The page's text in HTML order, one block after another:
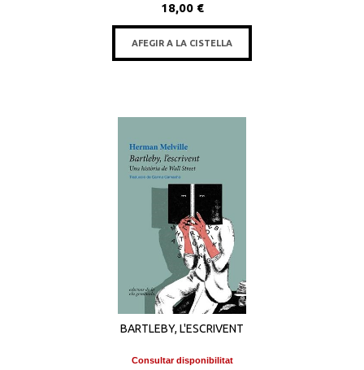
18,00 €
AFEGIR A LA CISTELLA
BARTLEBY, L'ESCRIVENT
Consultar disponibilitat